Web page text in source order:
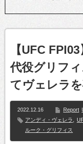
【UFC
代役グリフ
てヴェレラ
2022.12.16 Report
アンディ・ヴェレラ
ルーク・グリフィス